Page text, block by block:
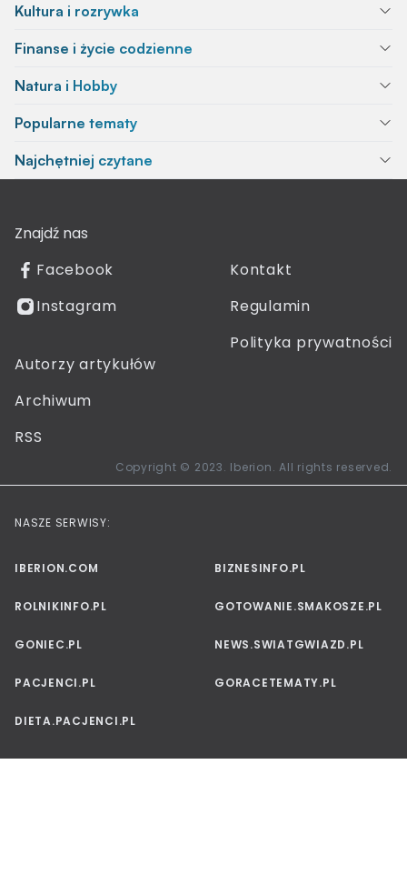
Kultura i rozrywka
Finanse i życie codzienne
Natura i Hobby
Popularne tematy
Najchętniej czytane
Znajdź nas
Facebook
Instagram
Kontakt
Regulamin
Polityka prywatności
Autorzy artykułów
Archiwum
RSS
Copyright © 2023. Iberion. All rights reserved.
NASZE SERWISY:
IBERION.COM BIZNESINFO.PL
ROLNIKINFO.PL GOTOWANIE.SMAKOSZE.PL
GONIEC.PL NEWS.SWIATGWIAZD.PL
PACJENCI.PL GORACETEMATY.PL
DIETA.PACJENCI.PL